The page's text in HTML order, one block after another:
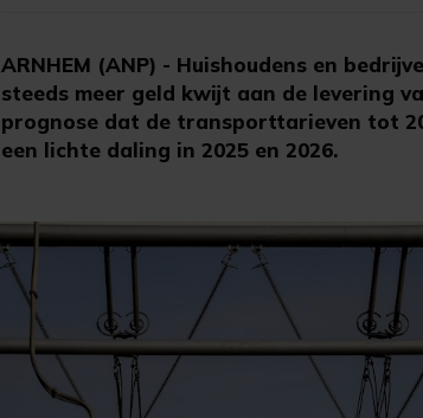
ARNHEM (ANP) - Huishoudens en
steeds meer geld kwijt aan de levering
prognose dat de transporttarieven tot
een lichte daling in 2025 en 2026.